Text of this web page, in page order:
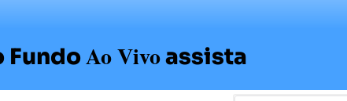
FundoAo Vivoassista